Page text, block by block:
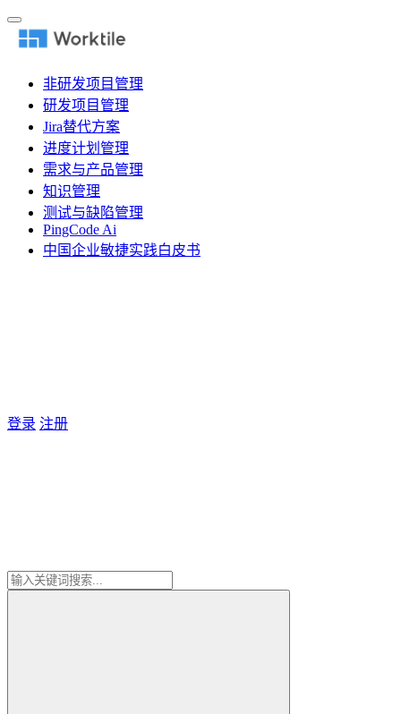
非研发项目管理
研发项目管理
Jira替代方案
进度计划管理
需求与产品管理
知识管理
测试与缺陷管理
PingCode Ai
中国企业敏捷实践白皮书
登录 注册